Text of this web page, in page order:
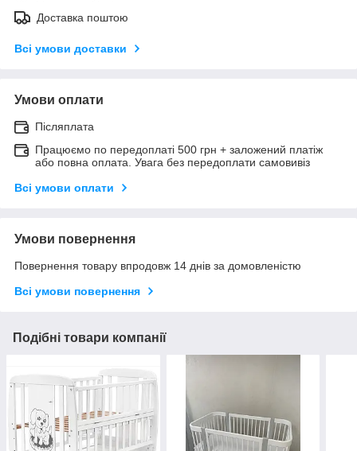
Доставка поштою
Всі умови доставки
Умови оплати
Післяплата
Працюємо по передоплаті 500 грн + заложений платіж
або повна оплата. Увага без передоплати самовивіз
Всі умови оплати
Умови повернення
Повернення товару впродовж 14 днів за домовленістю
Всі умови повернення
Подібні товари компанії